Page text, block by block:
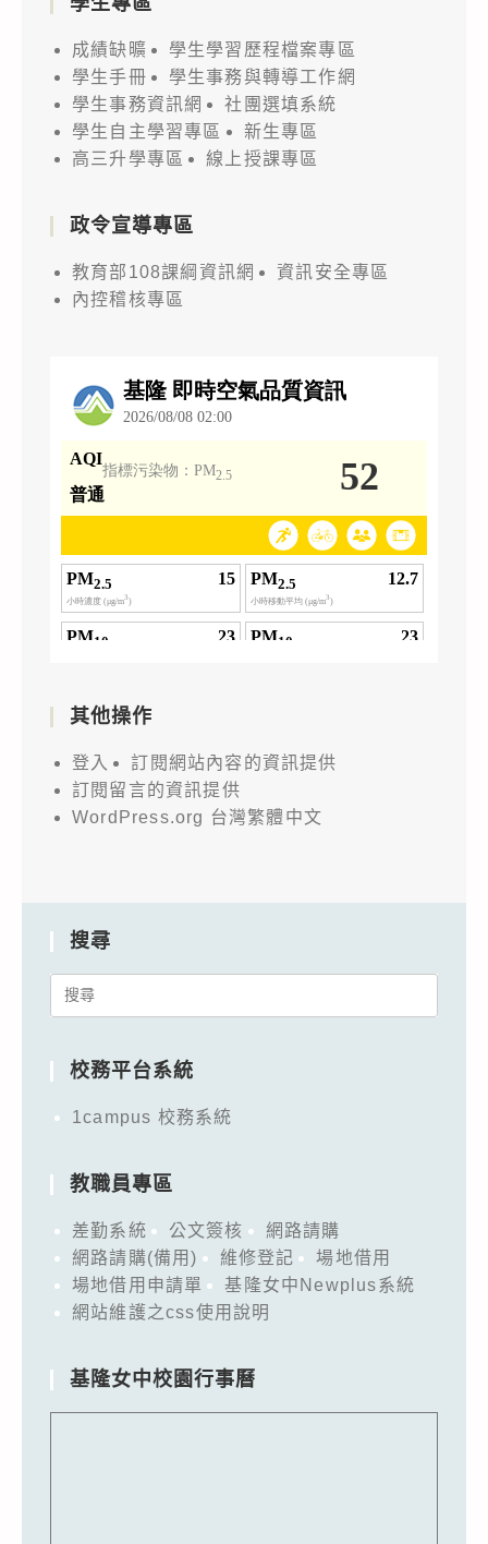
成績缺曠
學生學習歷程檔案專區
學生手冊
學生事務與轉導工作網
學生事務資訊網
社團選填系統
學生自主學習專區
新生專區
高三升學專區
線上授課專區
政令宣導專區
教育部108課綱資訊網
資訊安全專區
內控稽核專區
其他操作
登入
訂閱網站內容的資訊提供
訂閱留言的資訊提供
WordPress.org 台灣繁體中文
搜尋
Search
校務平台系統
1campus 校務系統
教職員專區
差勤系統 公文簽核
網路請購
網路請購(備用)
維修登記
場地借用
場地借用申請單
基隆女中Newplus系統
網站維護之css使用說明
基隆女中校園行事曆